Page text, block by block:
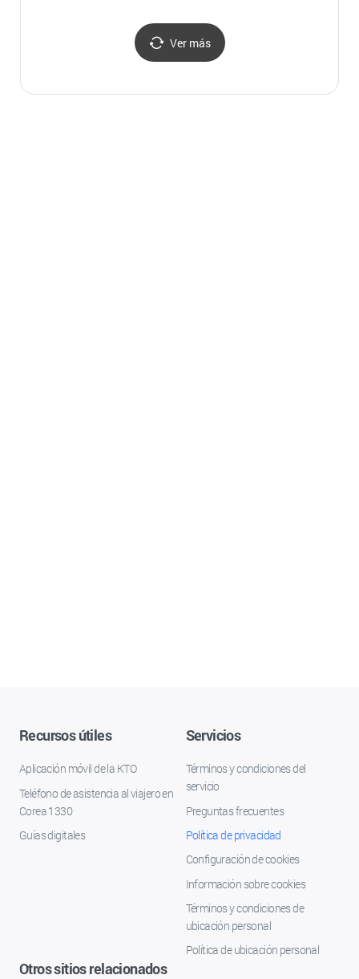
Ver más
Recursos útiles
Aplicación móvil de la KTO
Teléfono de asistencia al viajero en
Corea 1330
Guías digitales
Servicios
Términos y condiciones del
servicio
Preguntas frecuentes
Política de privacidad
Configuración de cookies
Información sobre cookies
Términos y condiciones de
ubicación personal
Política de ubicación personal
Otros sitios relacionados